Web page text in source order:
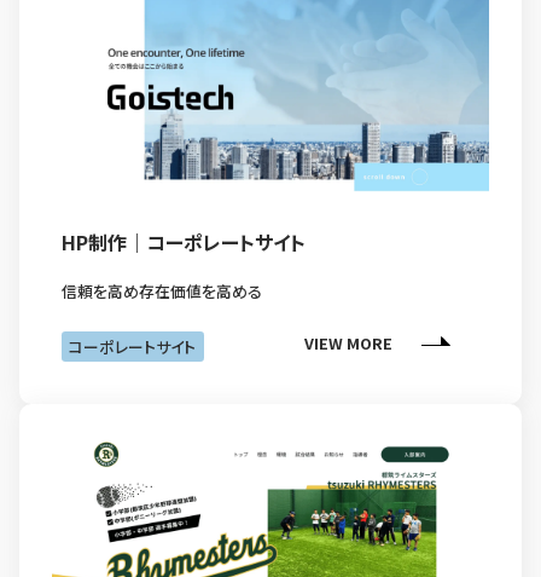
HP制作｜コーポレートサイト
信頼を高め存在価値を高める
コーポレートサイト VIEW MORE